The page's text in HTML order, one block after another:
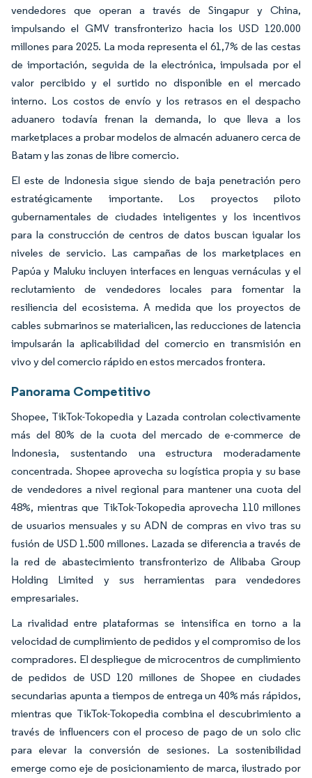
vendedores que operan a través de Singapur y China,
impulsando el GMV transfronterizo hacia los USD 120.000
millones para 2025. La moda representa el 61,7% de las cestas
de importación, seguida de la electrónica, impulsada por el
valor percibido y el surtido no disponible en el mercado
interno. Los costos de envío y los retrasos en el despacho
aduanero todavía frenan la demanda, lo que lleva a los
marketplaces a probar modelos de almacén aduanero cerca de
Batam y las zonas de libre comercio.
El este de Indonesia sigue siendo de baja penetración pero
estratégicamente importante. Los proyectos piloto
gubernamentales de ciudades inteligentes y los incentivos
para la construcción de centros de datos buscan igualar los
niveles de servicio. Las campañas de los marketplaces en
Papúa y Maluku incluyen interfaces en lenguas vernáculas y el
reclutamiento de vendedores locales para fomentar la
resiliencia del ecosistema. A medida que los proyectos de
cables submarinos se materialicen, las reducciones de latencia
impulsarán la aplicabilidad del comercio en transmisión en
vivo y del comercio rápido en estos mercados frontera.
Panorama Competitivo
Shopee, TikTok-Tokopedia y Lazada controlan colectivamente
más del 80% de la cuota del mercado de e-commerce de
Indonesia, sustentando una estructura moderadamente
concentrada. Shopee aprovecha su logística propia y su base
de vendedores a nivel regional para mantener una cuota del
48%, mientras que TikTok-Tokopedia aprovecha 110 millones
de usuarios mensuales y su ADN de compras en vivo tras su
fusión de USD 1.500 millones. Lazada se diferencia a través de
la red de abastecimiento transfronterizo de Alibaba Group
Holding Limited y sus herramientas para vendedores
empresariales.
La rivalidad entre plataformas se intensifica en torno a la
velocidad de cumplimiento de pedidos y el compromiso de los
compradores. El despliegue de microcentros de cumplimiento
de pedidos de USD 120 millones de Shopee en ciudades
secundarias apunta a tiempos de entrega un 40% más rápidos,
mientras que TikTok-Tokopedia combina el descubrimiento a
través de influencers con el proceso de pago de un solo clic
para elevar la conversión de sesiones. La sostenibilidad
emerge como eje de posicionamiento de marca, ilustrado por